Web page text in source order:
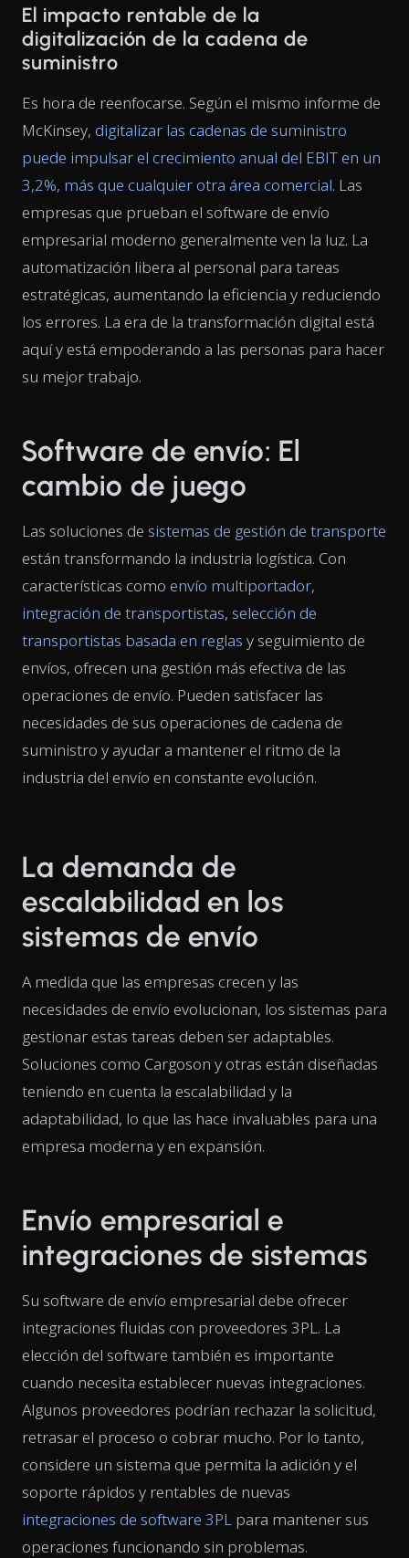
El impacto rentable de la
digitalización de la cadena de
suministro
Es hora de reenfocarse. Según el mismo informe de
McKinsey, digitalizar las cadenas de suministro
puede impulsar el crecimiento anual del EBIT en un
3,2%, más que cualquier otra área comercial. Las
empresas que prueban el software de envío
empresarial moderno generalmente ven la luz. La
automatización libera al personal para tareas
estratégicas, aumentando la eficiencia y reduciendo
los errores. La era de la transformación digital está
aquí y está empoderando a las personas para hacer
su mejor trabajo.
Software de envío: El
cambio de juego
Las soluciones de sistemas de gestión de transporte
están transformando la industria logística. Con
características como envío multiportador,
integración de transportistas, selección de
transportistas basada en reglas y seguimiento de
envíos, ofrecen una gestión más efectiva de las
operaciones de envío. Pueden satisfacer las
necesidades de sus operaciones de cadena de
suministro y ayudar a mantener el ritmo de la
industria del envío en constante evolución.
La demanda de
escalabilidad en los
sistemas de envío
A medida que las empresas crecen y las
necesidades de envío evolucionan, los sistemas para
gestionar estas tareas deben ser adaptables.
Soluciones como Cargoson y otras están diseñadas
teniendo en cuenta la escalabilidad y la
adaptabilidad, lo que las hace invaluables para una
empresa moderna y en expansión.
Envío empresarial e
integraciones de sistemas
Su software de envío empresarial debe ofrecer
integraciones fluidas con proveedores 3PL. La
elección del software también es importante
cuando necesita establecer nuevas integraciones.
Algunos proveedores podrían rechazar la solicitud,
retrasar el proceso o cobrar mucho. Por lo tanto,
considere un sistema que permita la adición y el
soporte rápidos y rentables de nuevas
integraciones de software 3PL para mantener sus
operaciones funcionando sin problemas.